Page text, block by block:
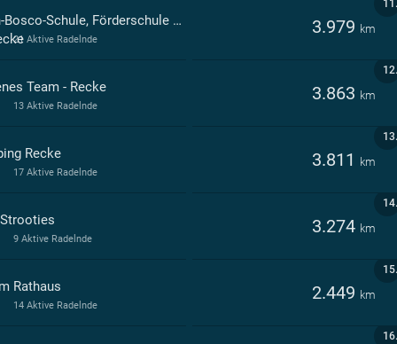
11.
Don-Bosco-Schule, Förderschule mit dem Förderschwerpunkt Geistige Entwicklung i.Trägerschaft d.Caritasverb.Tecklb.Lan
3.979 km
21 Aktive Radelnde
12.
Team - Recke 3.863 km
13 Aktive Radelnde
13.
Recke 3.811 km
17 Aktive Radelnde
14.
3.274 km
9 Aktive Radelnde
15.
Rathaus 2.449 km
14 Aktive Radelnde
16.